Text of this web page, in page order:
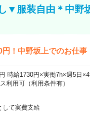
▼服装自由＊中野
！中野坂上でのお仕事
時給1730円×実働7h×週5日
利用可（利用条件有）
して実費支給